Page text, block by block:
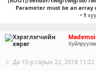
Parameter must be an
• 1
БДа 10-р сарын 22, 2018 11:22